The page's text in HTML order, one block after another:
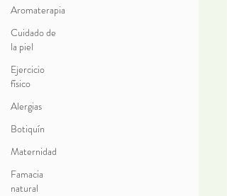
Aromaterapia
Cuidado de
la piel
Ejercicio
físico
Alergias
Botiquín
Maternidad
Famacia
natural